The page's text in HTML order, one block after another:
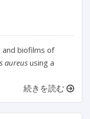
and biofilms of
aureus using a
続きを読む